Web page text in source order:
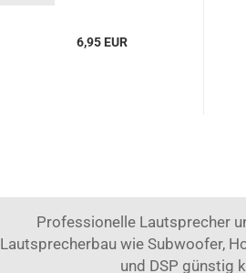
6,95 EUR
Professionelle Lautsprecher
Lautsprecherbau wie Subwoofer,
und DSP günstig